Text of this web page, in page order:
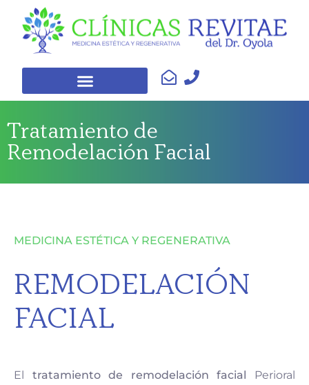
Tratamiento de
Remodelación Facial
MEDICINA ESTÉTICA Y REGENERATIVA
REMODELACIÓN
FACIAL
El tratamiento de remodelación facial Perioral